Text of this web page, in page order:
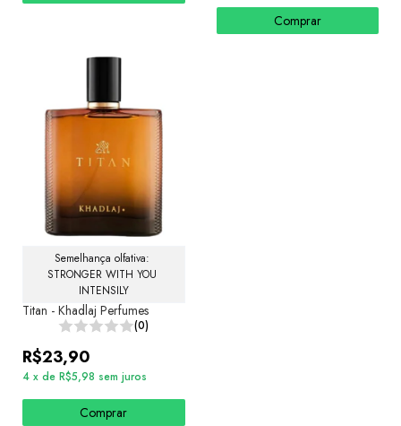
Comprar
Semelhança olfativa:
STRONGER WITH YOU
INTENSILY
Titan - Khadlaj Perfumes
(0)
R$23,90
4 x de R$5,98 sem juros
Comprar